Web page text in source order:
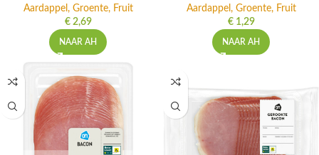
Aardappel, Groente, Fruit
€2,69
NAAR AH
Aardappel, Groente, Fruit
€1,29
NAAR AH